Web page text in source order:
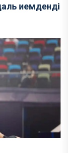
иемденді